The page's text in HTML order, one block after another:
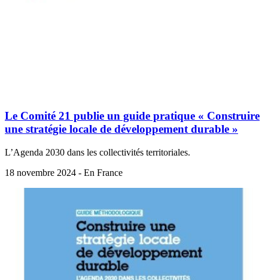
Le Comité 21 publie un guide pratique « Construire
une stratégie locale de développement durable »
L’Agenda 2030 dans les collectivités territoriales.
18 novembre 2024 - En France